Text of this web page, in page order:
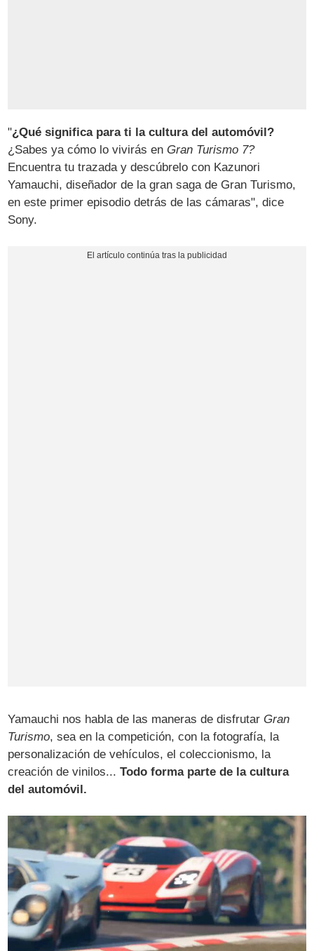
"¿Qué significa para ti la cultura del automóvil?
¿Sabes ya cómo lo vivirás enGran Turismo 7?
Encuentra tu trazada y descúbrelo con Kazunori
Yamauchi, diseñador de la gran saga de Gran Turismo,
en este primer episodio detrás de las cámaras", dice
Sony.
Yamauchi nos habla de las maneras de disfrutarGran
Turismo, sea en la competición, con la fotografía, la
personalización de vehículos, el coleccionismo, la
creación de vinilos... Todo forma parte de la cultura
del automóvil.